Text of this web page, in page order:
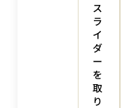
ス
ラ
イ
ダ
ー
を
取
り